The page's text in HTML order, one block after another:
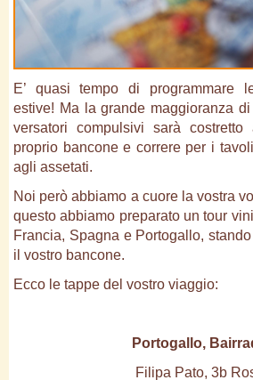
E’ quasi tempo di programmare
estive! Ma la grande maggioranza
versatori compulsivi sarà
proprio bancone e correre per i
agli assetati.
Noi però abbiamo a cuore la vostra
questo abbiamo preparato un tour
Francia, Spagna e Portogallo,
il vostro bancone.
Ecco le tappe del vostro viaggio:
Portogallo,
Filipa Pato, 3b